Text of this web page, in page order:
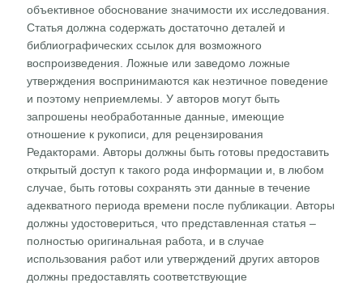
объективное обоснование значимости их исследования.
Статья должна содержать достаточно деталей и
библиографических ссылок для возможного
воспроизведения. Ложные или заведомо ложные
утверждения воспринимаются как неэтичное поведение
и поэтому неприемлемы. У авторов могут быть
запрошены необработанные данные, имеющие
отношение к рукописи, для рецензирования
Редакторами. Авторы должны быть готовы предоставить
открытый доступ к такого рода информации и, в любом
случае, быть готовы сохранять эти данные в течение
адекватного периода времени после публикации. Авторы
должны удостовериться, что представленная статья –
полностью оригинальная работа, и в случае
использования работ или утверждений других авторов
должны предоставлять соответствующие